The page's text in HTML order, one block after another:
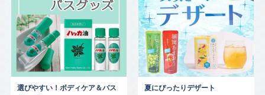
選びやすい！ボディケア＆バス
夏にぴったりデザート